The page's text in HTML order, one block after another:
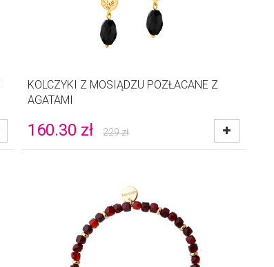
KOLCZYKI Z MOSIĄDZU POZŁACANE Z
AGATAMI
160.30 zł 229zł